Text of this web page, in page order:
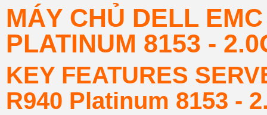
MÁY CHỦ DELL
PLATINUM 8153 -
KEY FEATURES
R940 Platinum 8153 -